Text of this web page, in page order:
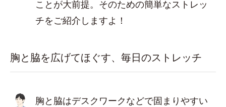
ことが大前提。そのための簡単なストレッ
チをご紹介しますよ！
胸と脇を広げてほぐす、毎日のストレッチ
胸と脇はデスクワークなどで固まりやすい